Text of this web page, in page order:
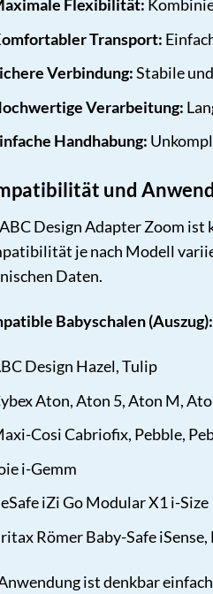
Flexibilität:
Transport:
Verbindung:Stabile
Verarbeitung:
Handhabung:
und
Design Adapter Zoom
je nach Modell
Daten.
Babyschalen (Auszug):
Design Hazel, Tulip
Aton, Aton 5, Aton M,
Cosi Cabriofix, Pebble,
i-Gemm
iZi Go Modular X1 i-Size
Römer Baby-Safe iSense,
ist denkbar